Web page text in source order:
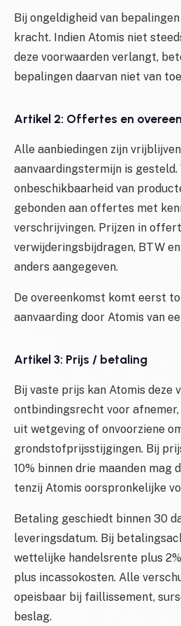
Bij ongeldigheid van
kracht. Indien Atomis niet
deze voorwaarden verlangt,
bepalingen daarvan niet van
Artikel 2: Offertes en
Alle aanbiedingen zijn
aanvaardingstermijn is
onbeschikbaarheid van
gebonden aan offertes met
verschrijvingen. Prijzen in
verwijderingsbijdragen, BTW
anders aangegeven.
De overeenkomst komt eerst
aanvaarding door Atomis van
Artikel 3: Prijs / betaling
Bij vaste prijs kan Atomis deze
ontbindingsrecht voor
uit wetgeving of onvoorziene
grondstofprijsstijgingen. Bij
10% binnen drie maanden mag
tenzij Atomis oorspronkelijke
Betaling geschiedt binnen 30
leveringsdatum. Bij
wettelijke handelsrente plus
plus incassokosten. Alle
opeisbaar bij faillissement,
beslag.